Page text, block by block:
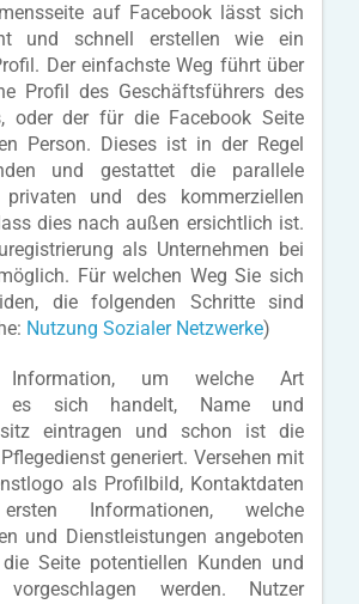
auf Facebook lässt sich
und schnell erstellen wie ein
Der einfachste Weg führt über
Profil des Geschäftsführers des
oder der für die Facebook Seite
Person. Dieses ist in der Regel
und gestattet die parallele
und des kommerziellen
dies nach außen ersichtlich ist.
als Unternehmen bei
Für welchen Weg Sie sich
die folgenden Schritte sind
Nutzung Sozialer Netzwerke)
um welche Art
es sich handelt, Name und
eintragen und schon ist die
generiert. Versehen mit
als Profilbild, Kontaktdaten
Informationen, welche
und Dienstleistungen angeboten
Seite potentiellen Kunden und
vorgeschlagen werden. Nutzer